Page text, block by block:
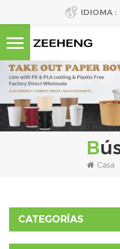
IDIOMA :
Casa
CATEGORÍAS